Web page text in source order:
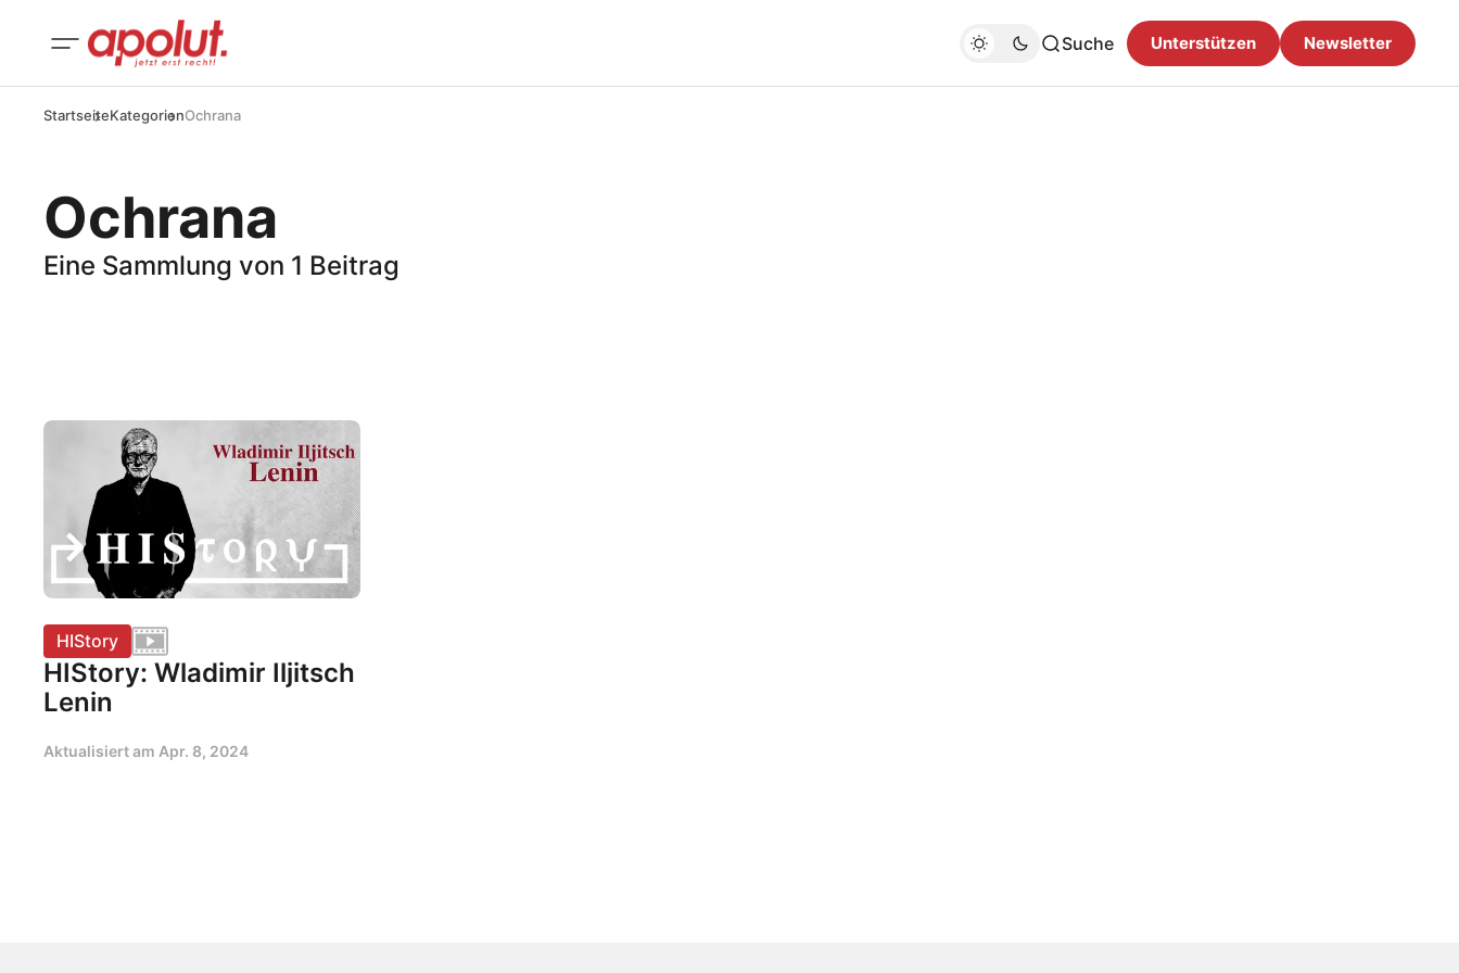
Suche Unterstützen Newsletter
StartseiteKategorienOchrana
Ochrana
Eine Sammlung von 1 Beitrag
HIStory
HIStory: Wladimir Iljitsch
Lenin
Aktualisiert am Apr. 8, 2024